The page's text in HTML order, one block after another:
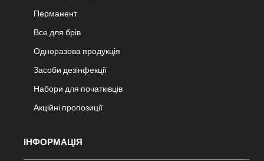
Перманент
Все для брів
Одноразова продукція
Засоби дезінфекції
Набори для початківців
Акційні пропозиції
ІНФОРМАЦІЯ